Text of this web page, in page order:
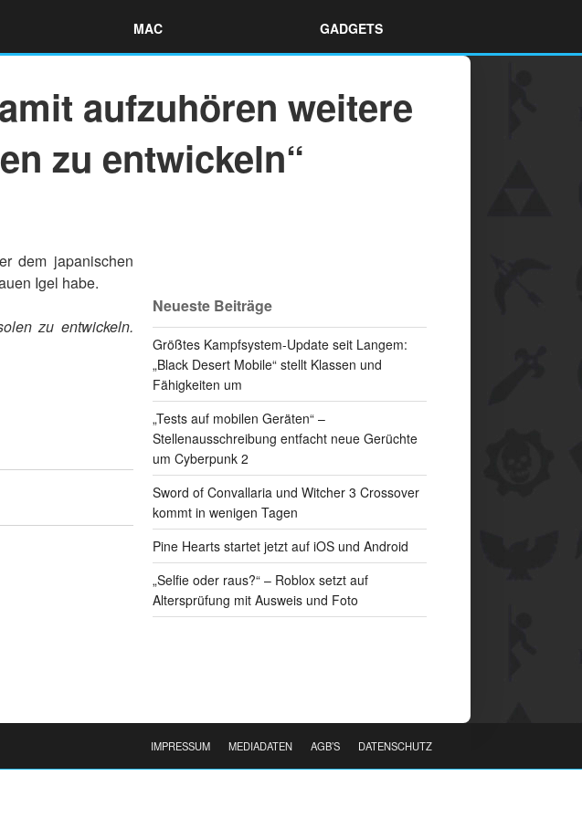
MAC GADGETS
aufzuhören weitere
zu entwickeln“
dem japanischen
Igel habe.
zu entwickeln.
Neueste Beiträge
Größtes Kampfsystem-Update seit Langem:
„Black Desert Mobile“ stellt Klassen und
Fähigkeiten um
„Tests auf mobilen Geräten“ –
Stellenausschreibung entfacht neue Gerüchte
um Cyberpunk 2
Sword of Convallaria und Witcher 3 Crossover
kommt in wenigen Tagen
Pine Hearts startet jetzt auf iOS und Android
„Selfie oder raus?“ – Roblox setzt auf
Altersprüfung mit Ausweis und Foto
IMPRESSUM MEDIADATEN AGB’S DATENSCHUTZ